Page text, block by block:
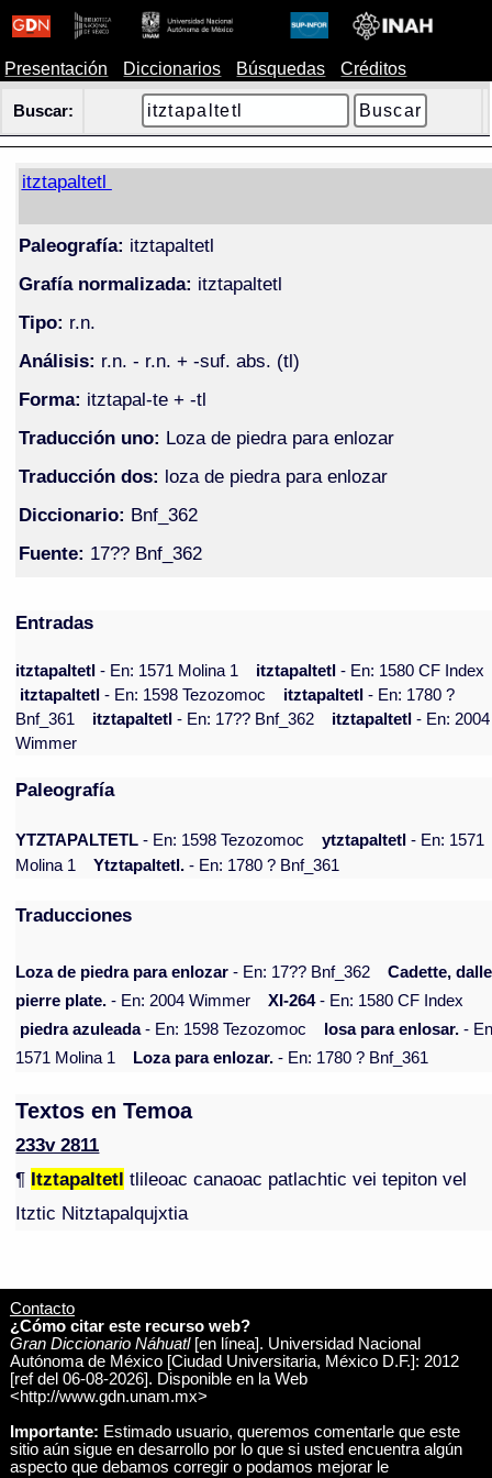
Presentación Diccionarios Búsquedas Créditos
Buscar:
itztapaltetl
Paleografía: itztapaltetl
Grafía normalizada: itztapaltetl
Tipo: r.n.
Análisis: r.n. - r.n. + -suf. abs. (tl)
Forma: itztapal-te + -tl
Traducción uno: Loza de piedra para enlozar
Traducción dos: loza de piedra para enlozar
Diccionario: Bnf_362
Fuente: 17?? Bnf_362
Entradas
itztapaltetl- En: 1571 Molina 1 itztapaltetl- En: 1580 CF Index
itztapaltetl- En: 1598 Tezozomoc itztapaltetl- En: 1780 ?
Bnf_361
itztapaltetl- En: 17?? Bnf_362 itztapaltetl- En: 2004
Wimmer
Paleografía
YTZTAPALTETL - En: 1598 Tezozomoc ytztapaltetl - En: 1571
Molina 1
Ytztapaltetl. - En: 1780 ? Bnf_361
Traducciones
Loza de piedra para enlozar - En: 17?? Bnf_362
Cadette,
pierre plate. - En: 2004 Wimmer XI-264- En: 1580 CF Index
piedra azuleada- En: 1598 Tezozomoc losa para enlosar. -
1571 Molina 1
Loza para enlozar. - En: 1780 ? Bnf_361
Textos en Temoa
233v 2811
¶ Itztapaltetl tlileoac canaoac patlachtic vei tepiton vel
Itztic Nitztapalqujxtia
Contacto
¿Cómo citar este recurso web?
Gran Diccionario Náhuatl[en línea]. Universidad Nacional
Autónoma de México [Ciudad Universitaria, México D.F.]: 2012
[ref del 06-08-2026]. Disponible en la Web
<http://www.gdn.unam.mx>
Importante: Estimado usuario, queremos comentarle que este
sitio aún sigue en desarrollo por lo que si usted encuentra algún
aspecto que debamos corregir o podamos mejorar le